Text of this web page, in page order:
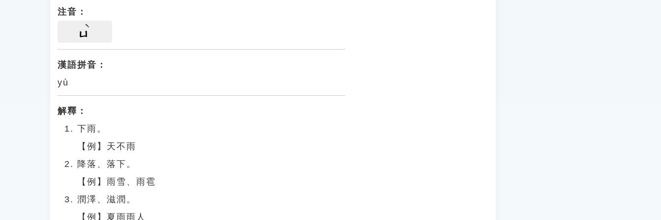
注音：
ㄩ
漢語拼音：
yù
解釋：
下雨。
【例】天不雨
降落、落下。
【例】雨雪、雨雹
潤澤、滋潤。
【例】夏雨雨人